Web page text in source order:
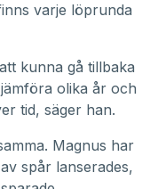
varje löprunda
kunna gå tillbaka
olika år och
tid, säger han.
Magnus har
spår lanserades,